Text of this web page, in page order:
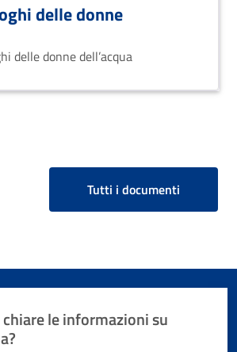
delle donne
delle donne dell’acqua
Tutti i documenti
le informazioni su